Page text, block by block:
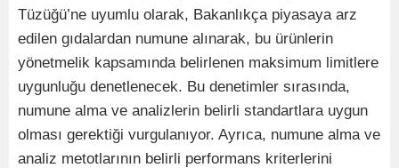
Tüzüğü’ne uyumlu olarak, Bakanlıkça piyasaya arz
edilen gıdalardan numune alınarak, bu ürünlerin
yönetmelik kapsamında belirlenen maksimum limitlere
uygunluğu denetlenecek. Bu denetimler sırasında,
numune alma ve analizlerin belirli standartlara uygun
olması gerektiği vurgulanıyor. Ayrıca, numune alma ve
analiz metotlarının belirli performans kriterlerini